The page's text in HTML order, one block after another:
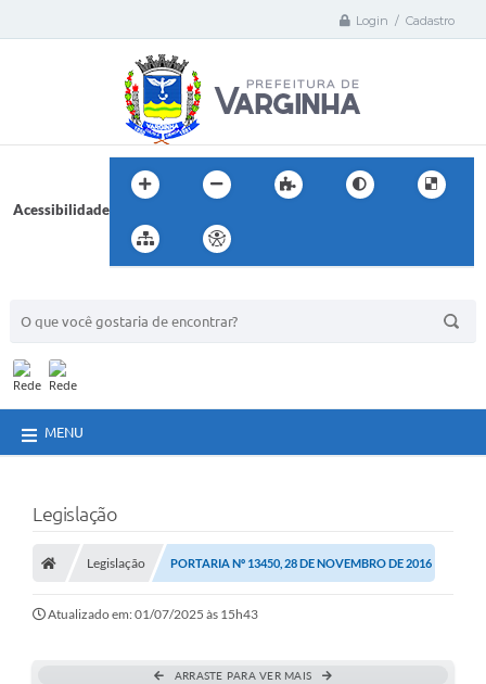
Login / Cadastro
Acessibilidade
MENU
Legislação
Legislação PORTARIA Nº 13450, 28 DE NOVEMBRO DE 2016
Atualizado em: 01/07/2025 às 15h43
ARRASTE PARA VER MAIS